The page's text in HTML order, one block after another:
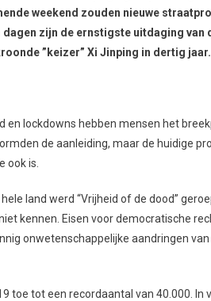
weekend zouden nieuwe
zijn de ernstigste uitdaging van
”keizer” Xi Jinping in dertig jaar.
en lockdowns hebben mensen het
de aanleiding, maar de huidige
ook is.
land werd “Vrijheid of de dood”
kennen. Eisen voor democratische
onwetenschappelijke aandringen
toe tot een recordaantal van 40.000. In